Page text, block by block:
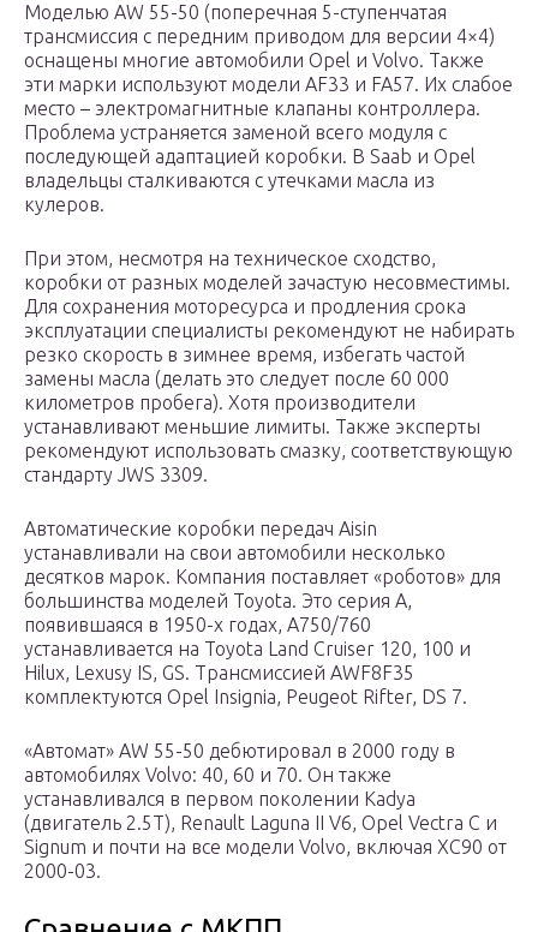
Моделью AW 55-50 (поперечная 5-ступенчатая
трансмиссия с передним приводом для версии 4×4)
оснащены многие автомобили Opel и Volvo. Также
эти марки используют модели AF33 и FA57. Их слабое
место – электромагнитные клапаны контроллера.
Проблема устраняется заменой всего модуля с
последующей адаптацией коробки. В Saab и Opel
владельцы сталкиваются с утечками масла из
кулеров.
При этом, несмотря на техническое сходство,
коробки от разных моделей зачастую несовместимы.
Для сохранения моторесурса и продления срока
эксплуатации специалисты рекомендуют не набирать
резко скорость в зимнее время, избегать частой
замены масла (делать это следует после 60 000
километров пробега). Хотя производители
устанавливают меньшие лимиты. Также эксперты
рекомендуют использовать смазку, соответствующую
стандарту JWS 3309.
Автоматические коробки передач Aisin
устанавливали на свои автомобили несколько
десятков марок. Компания поставляет «роботов» для
большинства моделей Toyota. Это серия A,
появившаяся в 1950-х годах, A750/760
устанавливается на Toyota Land Cruiser 120, 100 и
Hilux, Lexusy IS, GS. Трансмиссией AWF8F35
комплектуются Opel Insignia, Peugeot Rifter, DS 7.
«Автомат» AW 55-50 дебютировал в 2000 году в
автомобилях Volvo: 40, 60 и 70. Он также
устанавливался в первом поколении Kadya
(двигатель 2.5T), Renault Laguna II V6, Opel Vectra C и
Signum и почти на все модели Volvo, включая XC90 от
2000-03.